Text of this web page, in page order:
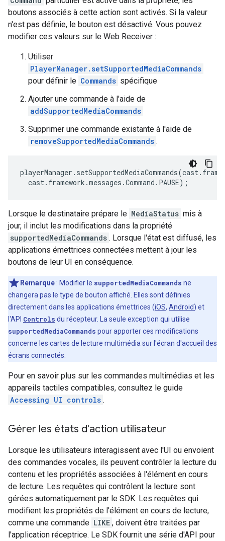
boutons associés à cette action sont activés. Si la valeur
n'est pas définie, le bouton est désactivé. Vous pouvez
modifier ces valeurs sur le Web Receiver :
Utiliser
PlayerManager.setSupportedMediaCommands
pour définir le Commands spécifique
Ajouter une commande à l'aide de
addSupportedMediaCommands
Supprimer une commande existante à l'aide de
removeSupportedMediaCommands .
playerManager . setSupportedMediaCommands(cast.
cast. framework .messages .Command . PAUSE);
Lorsque le destinataire prépare le MediaStatus mis à
jour, il inclut les modifications dans la propriété
supportedMediaCommands . Lorsque l'état est diffusé, les
applications émettrices connectées mettent à jour les
boutons de leur UI en conséquence.
Remarque : Modifier le supportedMediaCommands ne
changera pas le type de bouton affiché. Elles sont définies
directement dans les applications émettrices (iOS, Android) et
l'API Controls du récepteur. La seule exception qui utilise
supportedMediaCommands pour apporter ces modifications
concerne les cartes de lecture multimédia sur l'écran d'accueil des
écrans connectés.
Pour en savoir plus sur les commandes multimédias et les
appareils tactiles compatibles, consultez le guide
Accessing UI controls .
Gérer les états d'action utilisateur
Lorsque les utilisateurs interagissent avec l'UI ou envoient
des commandes vocales, ils peuvent contrôler la lecture du
contenu et les propriétés associées à l'élément en cours
de lecture. Les requêtes qui contrôlent la lecture sont
gérées automatiquement par le SDK. Les requêtes qui
modifient les propriétés de l'élément en cours de lecture,
comme une commande LIKE , doivent être traitées par
l'application réceptrice. Le SDK fournit une série d'API pour